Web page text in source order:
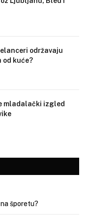
održavaju
od kuće?
mladalački izgled
šporetu?